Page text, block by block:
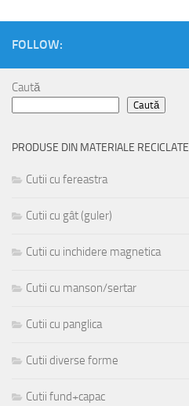
FOLLOW:
Caută
Caută
PRODUSE DIN MATERIALE RECICLATE
Cutii cu fereastra
Cutii cu gât (guler)
Cutii cu inchidere magnetica
Cutii cu manson/sertar
Cutii cu panglica
Cutii diverse forme
Cutii fund+capac